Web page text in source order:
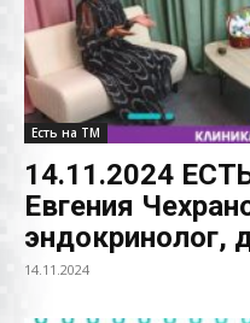
Есть на ТМ
14.11.2024
Евгения
эндокринолог,
14.11.2024